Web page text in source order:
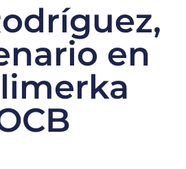
en